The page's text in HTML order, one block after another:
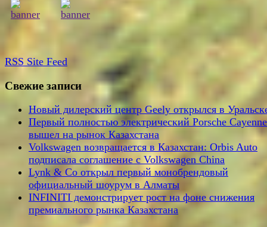
RSS Site Feed
Свежие записи
Новый дилерский центр Geely открылся в
Первый полностью электрический Porsche Cayenne
вышел на рынок Казахстана
Volkswagen возвращается в Казахстан: Orbis Auto
подписала соглашение с Volkswagen China
Lynk & Co открыл первый монобрендовый
официальный шоурум в Алматы
INFINITI демонстрирует рост на фоне снижения
премиального рынка Казахстана